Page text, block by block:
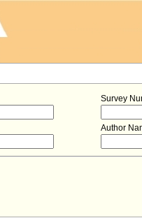
Survey
Author